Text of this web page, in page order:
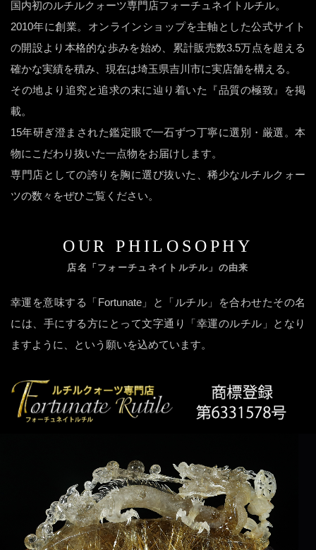
国内初のルチルクォーツ専門店フォーチュネイトルチル。
2010年に創業。オンラインショップを主軸とした公式サイト
の開設より本格的な歩みを始め、累計販売数3.5万点を超える
確かな実績を積み、現在は埼玉県吉川市に実店舗を構える。
その地より追究と追求の末に辿り着いた『品質の極致』を掲
載。
15年研ぎ澄まされた鑑定眼で一石ずつ丁寧に選別・厳選。本
物にこだわり抜いた一点物をお届けします。
専門店としての誇りを胸に選び抜いた、稀少なルチルクォー
ツの数々をぜひご覧ください。
OUR PHILOSOPHY
店名「フォーチュネイトルチル」の由来
幸運を意味する「Fortunate」と「ルチル」を合わせたその名
には、手にする方にとって文字通り「幸運のルチル」となり
ますように、という願いを込めています。